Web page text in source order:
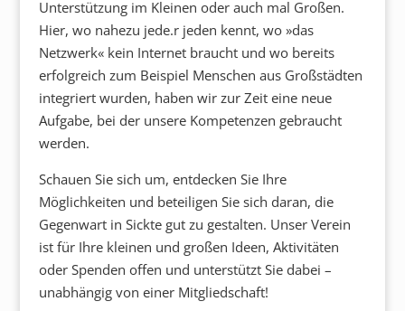
Unterstützung im Kleinen oder auch mal Großen.
Hier, wo nahezu jede.r jeden kennt, wo »das
Netzwerk« kein Internet braucht und wo bereits
erfolgreich zum Beispiel Menschen aus Großstädten
integriert wurden, haben wir zur Zeit eine neue
Aufgabe, bei der unsere Kompetenzen gebraucht
werden.
Schauen Sie sich um, entdecken Sie Ihre
Möglichkeiten und beteiligen Sie sich daran, die
Gegenwart in Sickte gut zu gestalten. Unser Verein
ist für Ihre kleinen und großen Ideen, Aktivitäten
oder Spenden offen und unterstützt Sie dabei –
unabhängig von einer Mitgliedschaft!